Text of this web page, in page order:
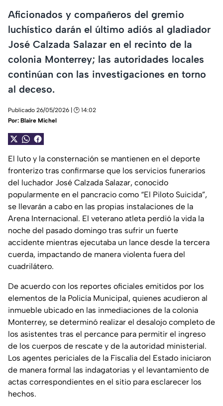
Aficionados y compañeros del gremio
luchístico darán el último adiós al gladiador
José Calzada Salazar en el recinto de la
colonia Monterrey; las autoridades locales
continúan con las investigaciones en torno
al deceso.
Publicado 26/05/2026 | 🕑 14:02
Por: Blaire Michel
El luto y la consternación se mantienen en el deporte
fronterizo tras confirmarse que los servicios funerarios
del luchador José Calzada Salazar, conocido
popularmente en el pancracio como “El Piloto Suicida”,
se llevarán a cabo en las propias instalaciones de la
Arena Internacional. El veterano atleta perdió la vida la
noche del pasado domingo tras sufrir un fuerte
accidente mientras ejecutaba un lance desde la tercera
cuerda, impactando de manera violenta fuera del
cuadrilátero.
De acuerdo con los reportes oficiales emitidos por los
elementos de la Policía Municipal, quienes acudieron al
inmueble ubicado en las inmediaciones de la colonia
Monterrey, se determinó realizar el desalojo completo de
los asistentes tras el percance para permitir el ingreso
de los cuerpos de rescate y de la autoridad ministerial.
Los agentes periciales de la Fiscalía del Estado iniciaron
de manera formal las indagatorias y el levantamiento de
actas correspondientes en el sitio para esclarecer los
hechos.